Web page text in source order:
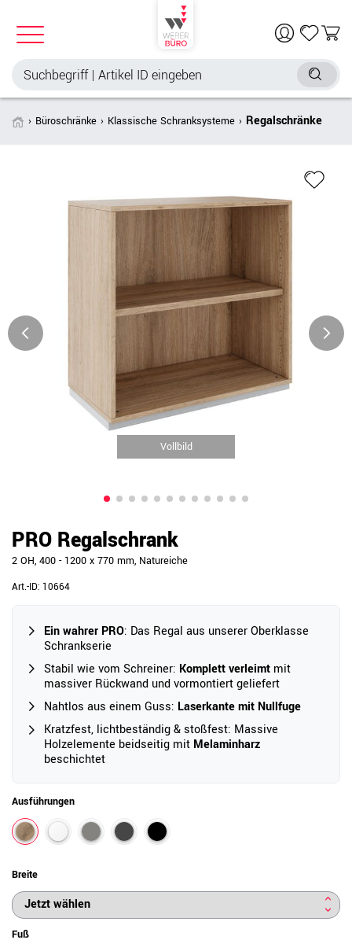
Büroschränke Klassische Schranksysteme Regalschränke
Vollbild
PRO Regalschrank
2 OH, 400 - 1200 x 770 mm, Natureiche
Art.-ID: 10664
Ein wahrer PRO: Das Regal aus unserer Oberklasse
Schrankserie
Stabil wie vom Schreiner: Komplett verleimt mit
massiver Rückwand und vormontiert geliefert
Nahtlos aus einem Guss: Laserkante mit Nullfuge
Kratzfest, lichtbeständig & stoßfest: Massive
Holzelemente beidseitig mit Melaminharz
beschichtet
Ausführungen
Breite
Fuß